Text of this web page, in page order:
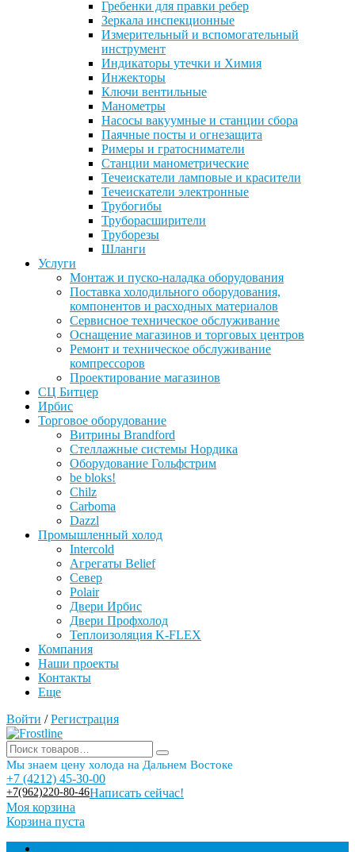
Гребенки для правки ребер
Зеркала инспекционные
Измерительный и вспомогательный
инструмент
Индикаторы утечки и Химия
Инжекторы
Ключи вентильные
Манометры
Насосы вакуумные и станции сбора
Паячные посты и огнезащита
Римеры и гратосниматели
Станции манометрические
Течеискатели ламповые и красители
Течеискатели электронные
Трубогибы
Труборасширители
Труборезы
Шланги
Услуги
Монтаж и пуско-наладка оборудования
Поставка холодильного оборудования,
компонентов и расходных материалов
Сервисное техническое обслуживание
Оснащение магазинов и торговых центров
Ремонт и техническое обслуживание
компрессоров
Проектирование магазинов
СЦ Битцер
Ирбис
Торговое оборудование
Витрины Brandford
Стеллажные системы Нордика
Оборудование Гольфстрим
be bloks!
Chilz
Carboma
Dazzl
Промышленный холод
Intercold
Агрегаты Belief
Север
Polair
Двери Ирбис
Двери Профхолод
Теплоизоляция K-FLEX
Компания
Наши проекты
Контакты
Еще
Войти / Регистрация
Мы знаем цену холода на Дальнем Востоке
+7 (4212) 45-30-00
+7(962)220-80-46Написать сейчас!
Моя корзина
Корзина пуста